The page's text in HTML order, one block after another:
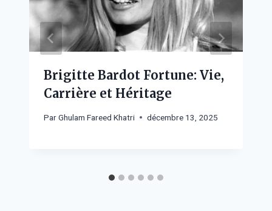
Brigitte Bardot Fortune: Vie,
Carrière et Héritage
ParGhulam Fareed Khatri décembre 13, 2025